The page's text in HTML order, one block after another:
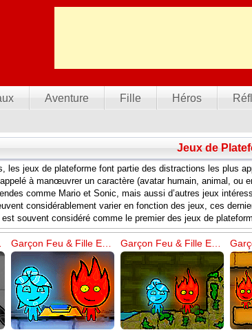
Aventure Fille Héros
Jeux de
les jeux de plateforme font partie des distractions les plus
à manœuvrer un caractère (avatar humain, animal,
comme Mario et Sonic, mais aussi d’autres jeux
considérablement varier en fonction des jeux, ces
souvent considéré comme le premier des jeux de